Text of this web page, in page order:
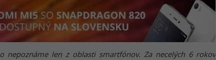
nepoznáme len z oblasti smartfónov. Za necelých 6 rokov